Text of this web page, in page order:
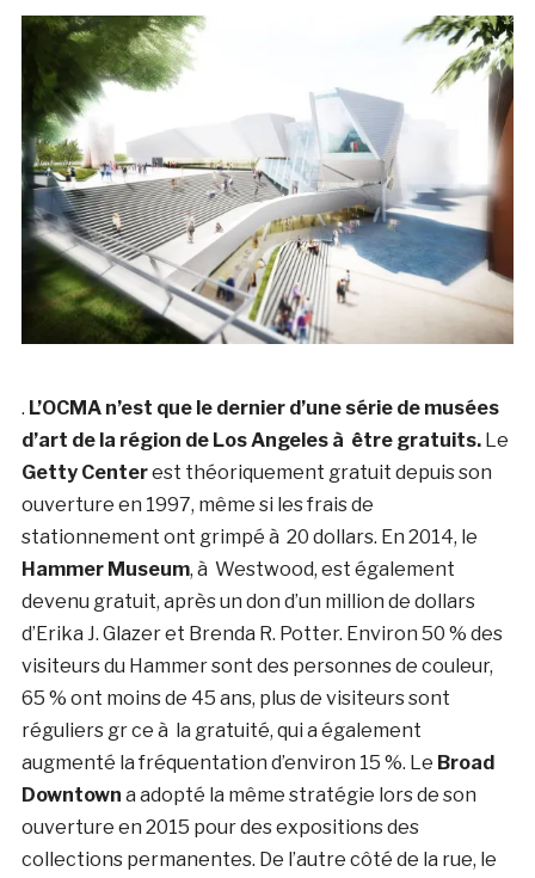
. L’OCMA n’est que le dernier d’une série de musées
d’art de la région de Los Angeles à être gratuits.Le
Getty Centerest théoriquement gratuit depuis son
ouverture en 1997, même si les frais de
stationnement ont grimpé à 20 dollars. En 2014, le
Hammer Museum, à Westwood, est également
devenu gratuit, après un don d’un million de dollars
d’Erika J. Glazer et Brenda R. Potter. Environ 50 % des
visiteurs du Hammer sont des personnes de couleur,
65 % ont moins de 45 ans, plus de visiteurs sont
réguliers gr ce à la gratuité, qui a également
augmenté la fréquentation d’environ 15 %. Le Broad
Downtown a adopté la même stratégie lors de son
ouverture en 2015 pour des expositions des
collections permanentes. De l’autre côté de la rue, le